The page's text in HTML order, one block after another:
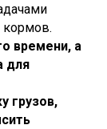
кормов.
времени, а
для
грузов,